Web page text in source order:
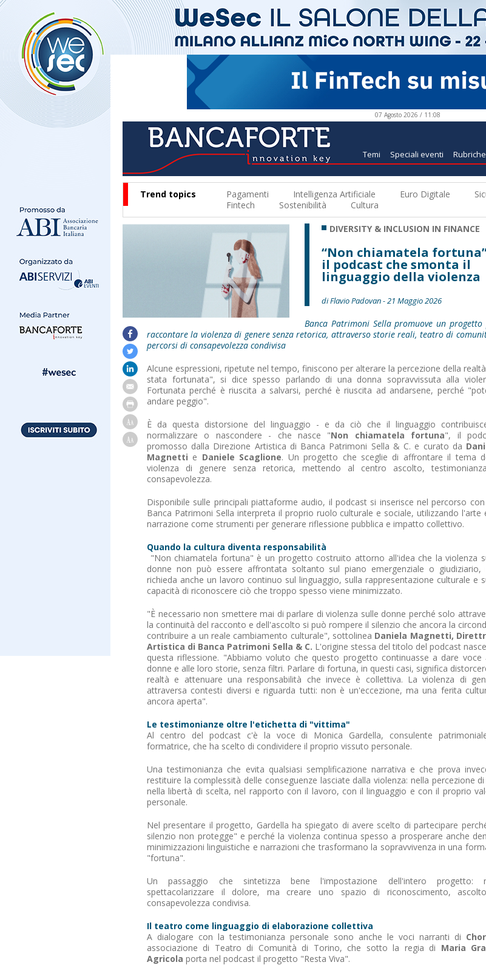
07 Agosto 2026 / 11:08
Temi Speciali eventi Rubriche
Trend topics Pagamenti Intelligenza Artificiale Euro Digitale
Fintech
Sostenibilità Cultura
DIVERSITY & INCLUSION IN FINANCE
“Non chiamatela
il podcast che smonta il
linguaggio della violenza
di Flavio Padovan - 21 Maggio 2026
Banca Patrimoni Sella promuove un progetto
raccontare la violenza di genere senza retorica, attraverso storie reali, teatro di
percorsi di consapevolezza condivisa
Alcune espressioni, ripetute nel tempo, finiscono per alterare la percezione della
stata fortunata", si dice spesso parlando di una donna sopravvissuta alla
Fortunata perché è riuscita a salvarsi, perché è riuscita ad andarsene, perché
andare peggio".
È da questa distorsione del linguaggio - e da ciò che il linguaggio
normalizzare o nascondere - che nasce "Non chiamatela fortuna", il
promosso dalla Direzione Artistica di Banca Patrimoni Sella & C. e curato da
Magnetti e Daniele Scaglione. Un progetto che sceglie di affrontare il tema
violenza di genere senza retorica, mettendo al centro ascolto,
consapevolezza.
Disponibile sulle principali piattaforme audio, il podcast si inserisce nel percorso
Banca Patrimoni Sella interpreta il proprio ruolo culturale e sociale, utilizzando l'arte
narrazione come strumenti per generare riflessione pubblica e impatto collettivo.
Quando la cultura diventa responsabilità
"Non chiamatela fortuna" è un progetto costruito attorno all'idea che la violenza
donne non può essere affrontata soltanto sul piano emergenziale o giudiziario,
richieda anche un lavoro continuo sul linguaggio, sulla rappresentazione culturale e
capacità di riconoscere ciò che troppo spesso viene minimizzato.
"È necessario non smettere mai di parlare di violenza sulle donne perché solo
la continuità del racconto e dell'ascolto si può rompere il silenzio che ancora la
contribuire a un reale cambiamento culturale", sottolinea Daniela Magnetti,
Artistica di Banca Patrimoni Sella & C. L'origine stessa del titolo del podcast
questa riflessione. "Abbiamo voluto che questo progetto continuasse a dare voce
donne e alle loro storie, senza filtri. Parlare di fortuna, in questi casi, significa
realtà e attenuare una responsabilità che invece è collettiva. La violenza di
attraversa contesti diversi e riguarda tutti: non è un'eccezione, ma una ferita
ancora aperta".
Le testimonianze oltre l'etichetta di "vittima"
Al centro del podcast c'è la voce di Monica Gardella, consulente
formatrice, che ha scelto di condividere il proprio vissuto personale.
Una testimonianza che evita qualsiasi semplificazione narrativa e che prova
restituire la complessità delle conseguenze lasciate dalla violenza: nella percezione di
nella libertà di scelta, nel rapporto con il lavoro, con il linguaggio e con il proprio
personale.
Nel presentare il progetto, Gardella ha spiegato di avere scelto di partecipare
silenzio non protegge" e perché la violenza continua spesso a prosperare anche
minimizzazioni linguistiche e narrazioni che trasformano la sopravvivenza in una
"fortuna".
Un passaggio che sintetizza bene l'impostazione dell'intero progetto:
spettacolarizzare il dolore, ma creare uno spazio di riconoscimento,
consapevolezza condivisa.
Il teatro come linguaggio di elaborazione collettiva
A dialogare con la testimonianza personale sono anche le voci narranti di
associazione di Teatro di Comunità di Torino, che sotto la regia di Maria
Agricola porta nel podcast il progetto "Resta Viva".